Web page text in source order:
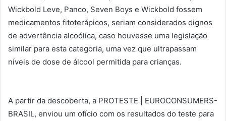
Wickbold Leve, Panco, Seven Boys e Wickbold fossem
medicamentos fitoterápicos, seriam considerados dignos
de advertência alcoólica, caso houvesse uma legislação
similar para esta categoria, uma vez que ultrapassam
níveis de dose de álcool permitida para crianças.
A partir da descoberta, a PROTESTE | EUROCONSUMERS-
BRASIL, enviou um ofício com os resultados do teste para